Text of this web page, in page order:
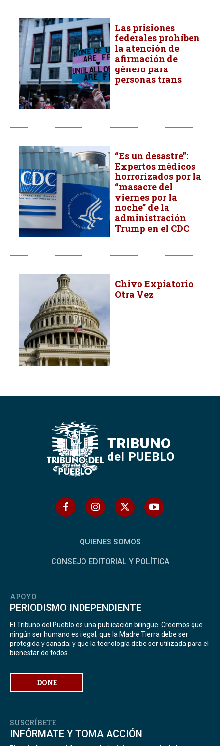
Las prisiones
federales prohíben
la atención de
afirmación de
género para
personas trans
“Es un desastre”:
Expertos médicos
horrorizados por la
“masacre del
viernes por la
noche” de la
administración
Trump en el CDC
Chivo Expiatorio
Otra Vez
TRIBUNO
del PUEBLO
QUIENES SOMOS
CONSEJO EDITORIAL Y POLÍTICA
APOYO
PERIODISMO INDEPENDIENTE
El Tribuno del Pueblo es una publicación bilingüe. Creemos que
ningún ser humano es ilegal; que la Madre Tierra debe ser
protegida y sanada; y que la tecnología debe ser utilizada para el
bienestar de todos.
DONE
SUSCRÍBETE
INFÓRMATE Y TOMA ACCIÓN